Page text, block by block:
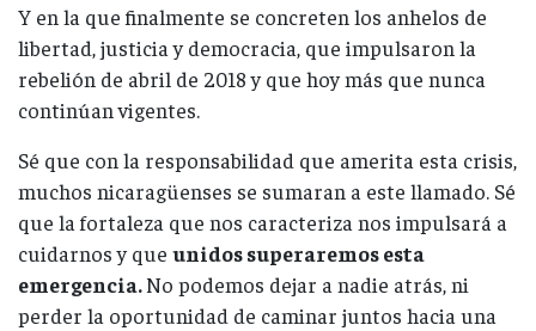
Y en la que finalmente se concreten los anhelos de
libertad, justicia y democracia, que impulsaron la
rebelión de abril de 2018 y que hoy más que nunca
continúan vigentes.
Sé que con la responsabilidad que amerita esta crisis,
muchos nicaragüenses se sumaran a este llamado. Sé
que la fortaleza que nos caracteriza nos impulsará a
cuidarnos y que unidos superaremos esta
emergencia.No podemos dejar a nadie atrás, ni
perder la oportunidad de caminar juntos hacia una